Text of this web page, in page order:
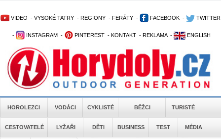
VIDEO - VYSOKÉ TATRY - REGIONY - FERÁTY - FACEBOOK - TWITTER
- INSTAGRAM - PINTEREST - KONTAKT - REKLAMA - ENGLISH
HOROLEZCI VODÁCI CYKLISTÉ BĚŽCI TURISTÉ
CESTOVATELÉ LYŽAŘI DĚTI BUSINESS TEST MÉDIA